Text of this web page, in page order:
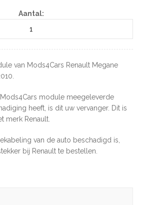
Aantal:
van Mods4Cars Renault Megane
module meegeleverde
heeft, is dit uw vervanger. Dit is
merk Renault.
van de auto beschadigd is,
bij Renault te bestellen.